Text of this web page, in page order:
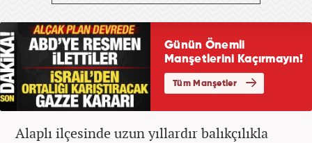
Alaplı ilçesinde uzun yıllardır balıkçılıkla